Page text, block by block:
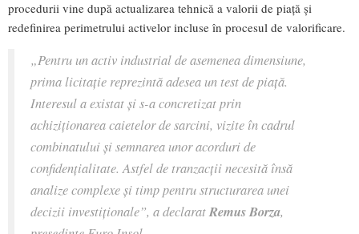
procedurii vine după actualizarea tehnică a valorii de piață și
redefinirea perimetrului activelor incluse în procesul de valorificare.
„Pentru un activ industrial de asemenea dimensiune,
prima licitație reprezintă adesea un test de piață.
Interesul a existat și s-a concretizat prin
achiziționarea caietelor de sarcini, vizite în cadrul
combinatului și semnarea unor acorduri de
confidențialitate. Astfel de tranzacții necesită însă
analize complexe și timp pentru structurarea unei
decizii investiționale”, a declaratRemus Borza,